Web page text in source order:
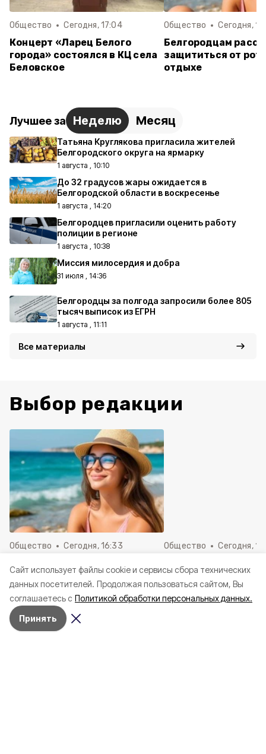
Cайт использует файлы cookie и сервисы сбора технических
данных посетителей. Продолжая пользоваться сайтом, Вы
соглашаетесь с Политикой обработки персональных данных.
Принять
Общество Сегодня, 17:04
Концерт «Ларец Белого
города» состоялся в КЦ села
Беловское
Общество Сегодня,
Белгородцам
защититься от
отдыхе
Лучшее за Неделю Месяц
Татьяна Круглякова пригласила жителей
Белгородского округа на ярмарку
1 августа , 10:10
До 32 градусов жары ожидается в
Белгородской области в воскресенье
1 августа , 14:20
Белгородцев пригласили оценить работу
полиции в регионе
1 августа , 10:38
Миссия милосердия и добра
31 июля , 14:36
Белгородцы за полгода запросили более 805
тысяч выписок из ЕГРН
1 августа , 11:11
Все материалы
Выбор редакции
Общество Сегодня, 16:33
защититься от ротавируса на
отдыхе
Общество Сегодня,
градусов
Белгородской
пятницу